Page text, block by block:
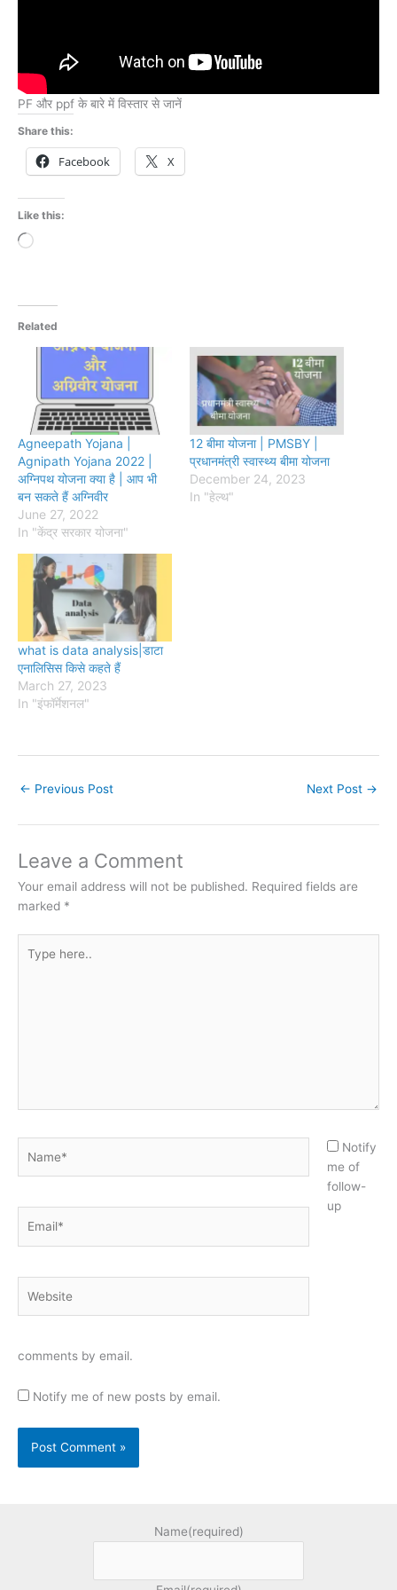
PF और ppf के बारे में विस्तार से जानें
Share this:
Facebook X
Like this:
Loading…
Related
Agneepath Yojana |
Agnipath Yojana 2022 |
अग्निपथ योजना क्या है | आप भी
बन सकते हैं अग्निवीर
June 27, 2022
In "केंद्र सरकार योजना"
12 बीमा योजना | PMSBY |
प्रधानमंत्री स्वास्थ्य बीमा योजना
December 24, 2023
In "हेल्थ"
what is data analysis|डाटा
एनालिसिस किसे कहते हैं
March 27, 2023
In "इंफॉर्मेशनल"
← Previous Post Next Post →
Leave a Comment
Your email address will not be published. Required fields are
marked *
here..
Notify
me of
follow-
up
comments by email.
Notify me of new posts by email.
Name(required)